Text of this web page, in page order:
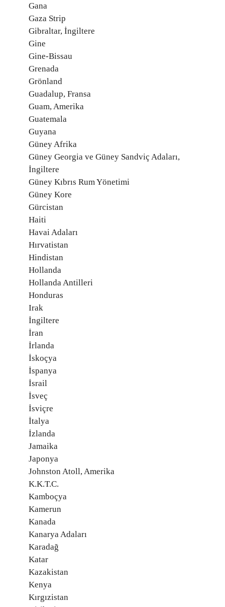
Gana
Gaza Strip
Gibraltar, İngiltere
Gine
Gine-Bissau
Grenada
Grönland
Guadalup, Fransa
Guam, Amerika
Guatemala
Guyana
Güney Afrika
Güney Georgia ve Güney Sandviç Adaları,
İngiltere
Güney Kıbrıs Rum Yönetimi
Güney Kore
Gürcistan
Haiti
Havai Adaları
Hırvatistan
Hindistan
Hollanda
Hollanda Antilleri
Honduras
Irak
İngiltere
İran
İrlanda
İskoçya
İspanya
İsrail
İsveç
İsviçre
İtalya
İzlanda
Jamaika
Japonya
Johnston Atoll, Amerika
K.K.T.C.
Kamboçya
Kamerun
Kanada
Kanarya Adaları
Karadağ
Katar
Kazakistan
Kenya
Kırgızistan